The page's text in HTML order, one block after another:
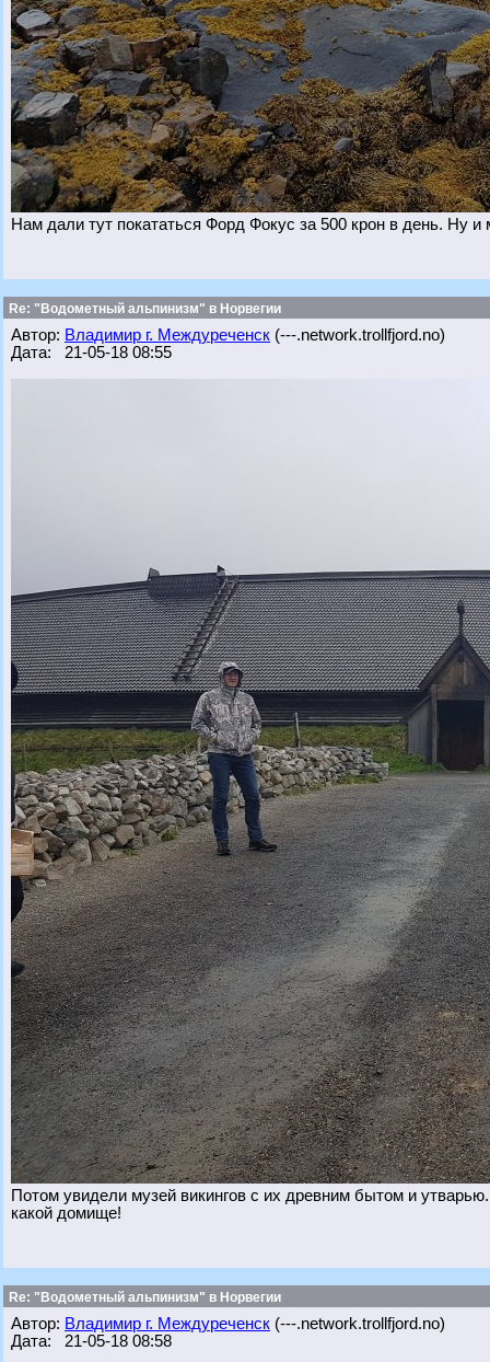
Нам дали тут покататься Форд Фокус за 500 крон в день. Ну
Re: "Водометный альпинизм" в Норвегии
Автор: Владимир г. Междуреченск (---.network.trollfjord.no)
Дата: 21-05-18 08:55
Потом увидели музей викингов с их древним бытом и
какой домище!
Re: "Водометный альпинизм" в Норвегии
Автор: Владимир г. Междуреченск (---.network.trollfjord.no)
Дата: 21-05-18 08:58